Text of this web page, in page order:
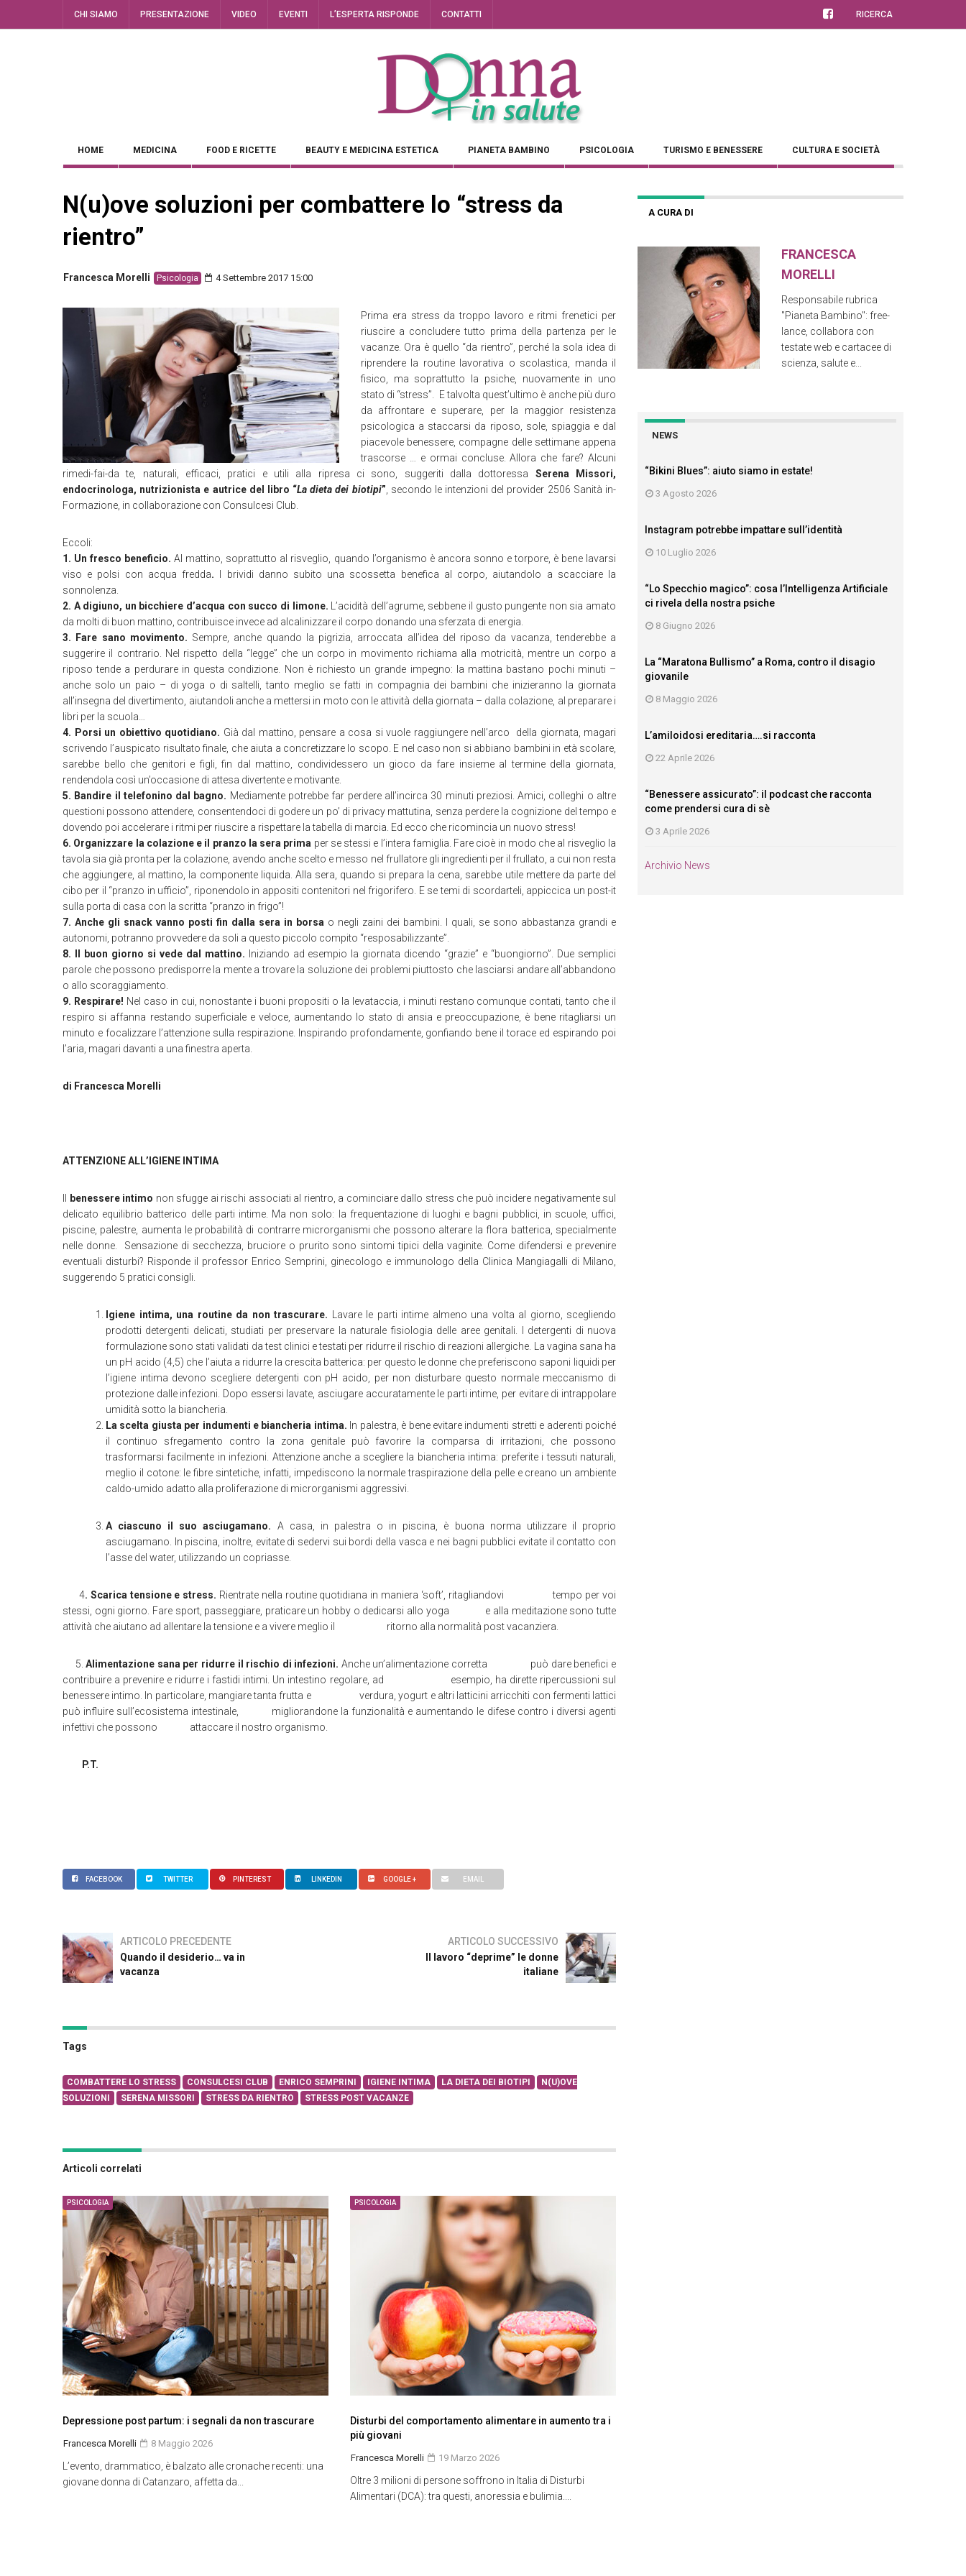
CHI SIAMO PRESENTAZIONE VIDEO EVENTI L’ESPERTA RISPONDE CONTATTI RICERCA
HOME MEDICINA FOOD E RICETTE BEAUTY E MEDICINA ESTETICA PIANETA BAMBINO PSICOLOGIA TURISMO E BENESSERE CULTURA E SOCIETÀ
N(u)ove soluzioni per combattere lo “stress da
rientro”
Francesca Morelli Psicologia 4 Settembre 2017 15:00
Prima era stress da troppo lavoro e ritmi frenetici per
riuscire a concludere tutto prima della partenza per le
vacanze. Ora è quello “da rientro”, perché la sola idea di
riprendere la routine lavorativa o scolastica, manda il
fisico, ma soprattutto la psiche, nuovamente in uno
stato di “stress”. E talvolta quest’ultimo è anche più duro
da affrontare e superare, per la maggior resistenza
psicologica a staccarsi da riposo, sole, spiaggia e dal
piacevole benessere, compagne delle settimane appena
trascorse … e ormai concluse. Allora che fare? Alcuni
rimedi-fai-da te, naturali, efficaci, pratici e utili alla ripresa ci sono, suggeriti dalla dottoressa Serena Missori,
endocrinologa, nutrizionista e autrice del libro “La dieta dei biotipi” , secondo le intenzioni del provider 2506 Sanità in-
Formazione, in collaborazione con Consulcesi Club.
Eccoli:
1. Un fresco beneficio.Al mattino, soprattutto al risveglio, quando l’organismo è ancora sonno e torpore, è bene lavarsi
viso e polsi con acqua fredda. I brividi danno subito una scossetta benefica al corpo, aiutandolo a scacciare la
sonnolenza.
2. A digiuno, un bicchiere d’acqua con succo di limone.
L’acidità dell’agrume, sebbene il gusto pungente non sia amato
da molti di buon mattino, contribuisce invece ad alcalinizzare il corpo donando una sferzata di energia.
3. Fare sano movimento. Sempre, anche quando la pigrizia, arroccata all’idea del riposo da vacanza, tenderebbe a
suggerire il contrario. Nel rispetto della “legge” che un corpo in movimento richiama alla motricità, mentre un corpo a
riposo tende a perdurare in questa condizione. Non è richiesto un grande impegno: la mattina bastano pochi minuti –
anche solo un paio – di yoga o di saltelli, tanto meglio se fatti in compagnia dei bambini che inizieranno la giornata
all’insegna del divertimento, aiutandoli anche a mettersi in moto con le attività della giornata – dalla colazione, al preparare i
libri per la scuola…
4. Porsi un obiettivo quotidiano. Già dal mattino, pensare a cosa si vuole raggiungere nell’arco della giornata, magari
scrivendo l’auspicato risultato finale, che aiuta a concretizzare lo scopo. E nel caso non si abbiano bambini in età scolare,
sarebbe bello che genitori e figli, fin dal mattino, condividessero un gioco da fare insieme al termine della giornata,
rendendola così un’occasione di attesa divertente e motivante.
5. Bandire il telefonino dal bagno. Mediamente potrebbe far perdere all’incirca 30 minuti preziosi. Amici, colleghi o altre
questioni possono attendere, consentendoci di godere un po’ di privacy mattutina, senza perdere la cognizione del tempo e
dovendo poi accelerare i ritmi per riuscire a rispettare la tabella di marcia. Ed ecco che ricomincia un nuovo stress!
6. Organizzare la colazione e il pranzo la sera prima per se stessi e l’intera famiglia. Fare cioè in modo che al risveglio la
tavola sia già pronta per la colazione, avendo anche scelto e messo nel frullatore gli ingredienti per il frullato, a cui non resta
che aggiungere, al mattino, la componente liquida. Alla sera, quando si prepara la cena, sarebbe utile mettere da parte del
cibo per il “pranzo in ufficio”, riponendolo in appositi contenitori nel frigorifero. E se temi di scordarteli, appiccica un post-it
sulla porta di casa con la scritta “pranzo in frigo”!
7. Anche gli snack vanno posti fin dalla sera in borsa o negli zaini dei bambini. I quali, se sono abbastanza grandi e
autonomi, potranno provvedere da soli a questo piccolo compito “resposabilizzante”.
8. Il buon giorno si vede dal mattino.
Iniziando ad esempio la giornata dicendo “grazie” e “buongiorno”. Due semplici
parole che possono predisporre la mente a trovare la soluzione dei problemi piuttosto che lasciarsi andare all’abbandono
o allo scoraggiamento.
9. Respirare! Nel caso in cui, nonostante i buoni propositi o la levataccia, i minuti restano comunque contati, tanto che il
respiro si affanna restando superficiale e veloce, aumentando lo stato di ansia e preoccupazione, è bene ritagliarsi un
minuto e focalizzare l’attenzione sulla respirazione. Inspirando profondamente, gonfiando bene il torace ed espirando poi
l’aria, magari davanti a una finestra aperta.
di Francesca Morelli
ATTENZIONE ALL’IGIENE INTIMA
benessere intimo non sfugge ai rischi associati al rientro, a cominciare dallo stress che può incidere negativamente sul
delicato equilibrio batterico delle parti intime. Ma non solo: la frequentazione di luoghi e bagni pubblici, in scuole, uffici,
piscine, palestre, aumenta le probabilità di contrarre microrganismi che possono alterare la flora batterica, specialmente
nelle donne. Sensazione di secchezza, bruciore o prurito sono sintomi tipici della vaginite. Come difendersi e prevenire
eventuali disturbi? Risponde il professor Enrico Semprini, ginecologo e immunologo della Clinica Mangiagalli di Milano,
suggerendo 5 pratici consigli.
Igiene intima, una routine da non trascurare.
Lavare le parti intime almeno una volta al giorno, scegliendo
prodotti detergenti delicati, studiati per preservare la naturale fisiologia delle aree genitali. I detergenti di nuova
formulazione sono stati validati da test clinici e testati per ridurre il rischio di reazioni allergiche. La vagina sana ha
un pH acido (4,5) che l’aiuta a ridurre la crescita batterica: per questo le donne che preferiscono saponi liquidi per
l’igiene intima devono scegliere detergenti con pH acido, per non disturbare questo normale meccanismo di
protezione dalle infezioni. Dopo essersi lavate, asciugare accuratamente le parti intime, per evitare di intrappolare
umidità sotto la biancheria.
La scelta giusta per indumenti e biancheria intima. In palestra, è bene evitare indumenti stretti e aderenti poiché
il continuo sfregamento contro la zona genitale può favorire la comparsa di irritazioni, che possono
trasformarsi facilmente in infezioni. Attenzione anche a scegliere la biancheria intima: preferite i tessuti naturali,
meglio il cotone: le fibre sintetiche, infatti, impediscono la normale traspirazione della pelle e creano un ambiente
caldo-umido adatto alla proliferazione di microrganismi aggressivi.
A ciascuno il suo asciugamano. A casa, in palestra o in piscina, è buona norma utilizzare il proprio
asciugamano. In piscina, inoltre, evitate di sedervi sui bordi della vasca e nei bagni pubblici evitate il contatto con
l’asse del water, utilizzando un copriasse.
4. Scarica tensione e stress. Rientrate nella routine quotidiana in maniera ‘soft’, ritagliandovi tempo per voi
stessi, ogni giorno. Fare sport, passeggiare, praticare un hobby o dedicarsi allo yoga e alla meditazione sono tutte
attività che aiutano ad allentare la tensione e a vivere meglio il ritorno alla normalità post vacanziera.
5. Alimentazione sana per ridurre il rischio di infezioni. Anche un’alimentazione corretta può dare benefici e
contribuire a prevenire e ridurre i fastidi intimi. Un intestino regolare, ad esempio, ha dirette ripercussioni sul
benessere intimo. In particolare, mangiare tanta frutta e verdura, yogurt e altri latticini arricchiti con fermenti lattici
può influire sull’ecosistema intestinale, migliorandone la funzionalità e aumentando le difese contro i diversi agenti
infettivi che possono attaccare il nostro organismo.
P.T.
FACEBOOK TWITTER PINTEREST LINKEDIN GOOGLE + EMAIL
ARTICOLO PRECEDENTE
Quando il desiderio… va in
vacanza
ARTICOLO SUCCESSIVO
Il lavoro “deprime” le donne
italiane
Tags
COMBATTERE LO STRESS CONSULCESI CLUB ENRICO SEMPRINI IGIENE INTIMA LA DIETA DEI BIOTIPI
N(U)OVE
SOLUZIONI
SERENA MISSORI STRESS DA RIENTRO STRESS POST VACANZE
Articoli correlati
PSICOLOGIA
Depressione post partum: i segnali da non trascurare
Francesca Morelli 8 Maggio 2026
L’evento, drammatico, è balzato alle cronache recenti: una
giovane donna di Catanzaro, affetta da...
PSICOLOGIA
Disturbi del comportamento alimentare in aumento tra i
più giovani
Francesca Morelli 19 Marzo 2026
Oltre 3 milioni di persone soffrono in Italia di Disturbi
Alimentari (DCA): tra questi, anoressia e bulimia....
A CURA DI
FRANCESCA
MORELLI
Responsabile rubrica
"Pianeta Bambino": free-
lance, collabora con
testate web e cartacee di
scienza, salute e...
NEWS
“Bikini Blues”: aiuto siamo in estate!
3 Agosto 2026
Instagram potrebbe impattare sull’identità
10 Luglio 2026
“Lo Specchio magico”: cosa l’Intelligenza Artificiale
ci rivela della nostra psiche
8 Giugno 2026
La “Maratona Bullismo” a Roma, contro il disagio
giovanile
8 Maggio 2026
L’amiloidosi ereditaria….si racconta
22 Aprile 2026
“Benessere assicurato”: il podcast che racconta
come prendersi cura di sè
3 Aprile 2026
Archivio News